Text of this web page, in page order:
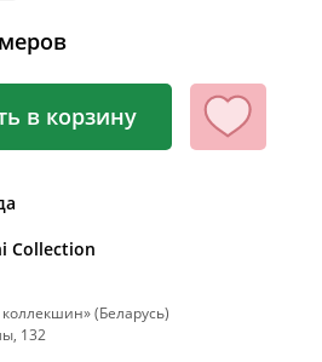
104-108
132
108-112
136
120-124
128-132
в корзину
Collection
(Беларусь)
132